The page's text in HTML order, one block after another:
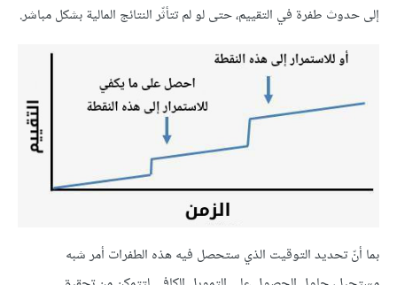
إلى حدوث طفرة في التقييم، حتى لو لم تتأثّر النتائج المالية بشكل مباشر.
بما أنّ تحديد التوقيت الذي ستحصل فيه هذه الطفرات أمر شبه